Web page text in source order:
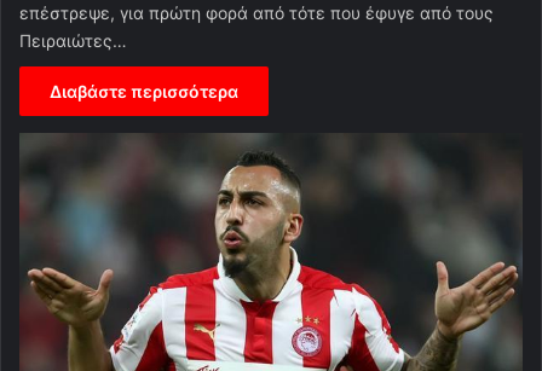
επέστρεψε, για πρώτη φορά από τότε που έφυγε από τους
Πειραιώτες…
Διαβάστε περισσότερα